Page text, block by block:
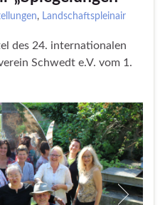
, Landschaftspleinair
des 24. internationalen
Schwedt e.V. vom 1.